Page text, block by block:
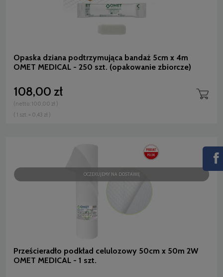
Opaska dziana podtrzymująca bandaż 5cm x 4m
OMET MEDICAL - 250 szt. (opakowanie zbiorcze)
108,00 zł
(netto: 100,00 zł )
( 1 szt. = 0,43 zł )
Prześcieradło podkład celulozowy 50cm x 50m 2W
OMET MEDICAL - 1 szt.
OCZEKUJEMY NA DOSTAWĘ